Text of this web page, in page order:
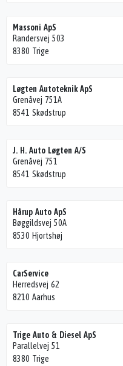
Massoni ApS
Randersvej 503
8380 Trige
Løgten Autoteknik ApS
Grenåvej 751A
8541 Skødstrup
J. H. Auto Løgten A/S
Grenåvej 751
8541 Skødstrup
Hårup Auto ApS
Bøggildsvej 50A
8530 Hjortshøj
CarService
Herredsvej 62
8210 Aarhus
Trige Auto & Diesel ApS
Parallelvej 51
8380 Trige